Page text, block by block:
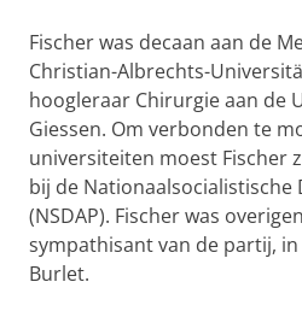
Fischer was decaan aan de
Christian-Albrechts-
hoogleraar Chirurgie aan de
Giessen. Om verbonden te
universiteiten moest Fischer
bij de
(NSDAP). Fischer was
sympathisant van de partij,
Burlet.